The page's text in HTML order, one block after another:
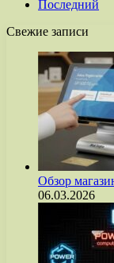
Последний
Свежие записи
Обзор
06.03.2026